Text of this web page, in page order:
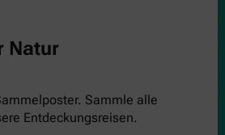
Natur
Sammle alle
Entdeckungsreisen.